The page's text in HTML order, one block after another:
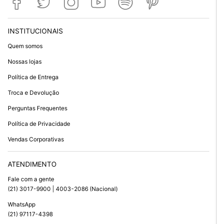
INSTITUCIONAIS
Quem somos
Nossas lojas
Política de Entrega
Troca e Devolução
Perguntas Frequentes
Política de Privacidade
Vendas Corporativas
ATENDIMENTO
Fale com a gente
(21) 3017-9900 | 4003-2086 (Nacional)
WhatsApp
(21) 97117-4398